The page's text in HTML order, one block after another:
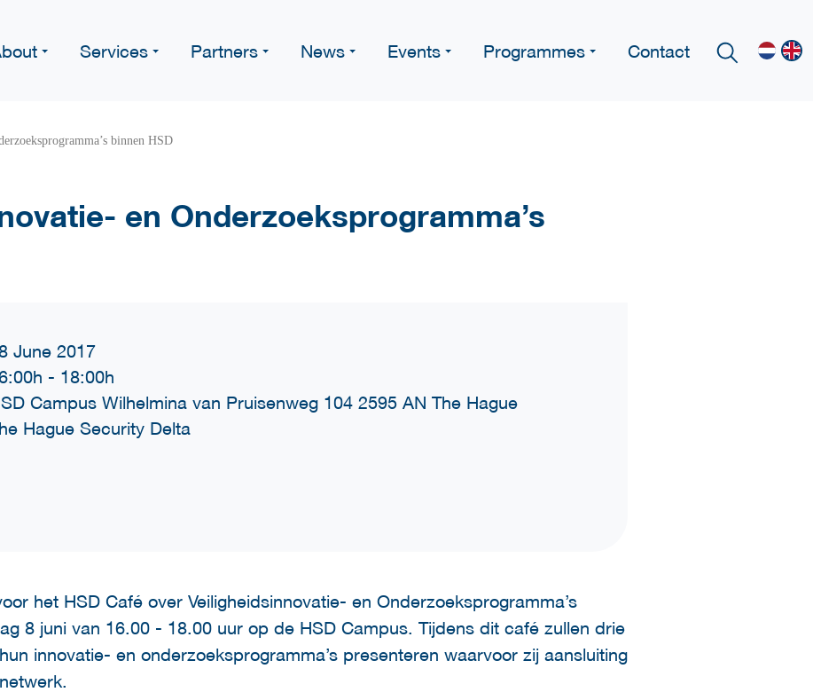
Services Partners News Events Programmes Contact
binnen HSD
en Onderzoeksprogramma’s
June 2017
- 18:00h
Campus Wilhelmina van Pruisenweg 104 2595 AN The Hague
Hague Security Delta
het HSD Café over Veiligheidsinnovatie- en Onderzoeksprogramma’s
8 juni van 16.00 - 18.00 uur op de HSD Campus. Tijdens dit café zullen drie
innovatie- en onderzoeksprogramma’s presenteren waarvoor zij aansluiting